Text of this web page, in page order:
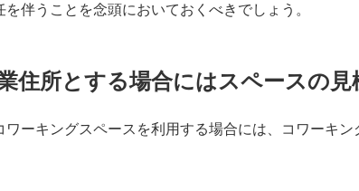
伴うことを念頭においておくべきでしょう。
住所とする場合にはスペースの見
ーキングスペースを利用する場合には、コワーキ